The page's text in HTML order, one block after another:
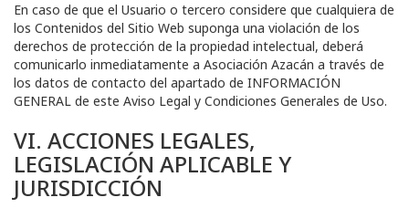
En caso de que el Usuario o tercero considere que cualquiera de
los Contenidos del Sitio Web suponga una violación de los
derechos de protección de la propiedad intelectual, deberá
comunicarlo inmediatamente a Asociación Azacán a través de
los datos de contacto del apartado de INFORMACIÓN
GENERAL de este Aviso Legal y Condiciones Generales de Uso.
VI. ACCIONES LEGALES,
LEGISLACIÓN APLICABLE Y
JURISDICCIÓN